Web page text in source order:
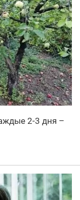
2-3 дня –